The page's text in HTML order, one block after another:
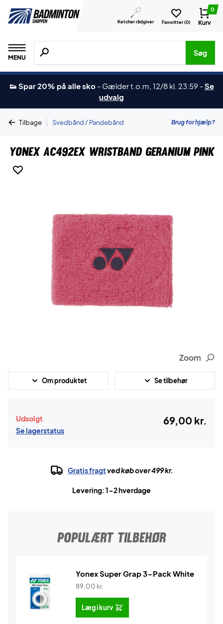
Ketcher rådgiver Favoritter (0)
0
Kurv
MENU
Søg efter produkter, mærker etc.
Søg
👟 Spar 20% på alle sko - Gælder t.o.m, 12/8 kl. 23:59 -Se
udvalg
Tilbage | Svedbånd / Pandebånd Brug for hjælp?
Yonex AC492EX Wristband Geranium Pink
Zoom
Om produktet Se tilbehør
Udsolgt
Se lagerstatus
69,00 kr.
Gratis fragtved køb over 499 kr.
Levering: 1-2 hverdage
POPULÆRT TILBEHØR
Yonex Super Grap 3-Pack White
89,00 kr.
Læg i kurv